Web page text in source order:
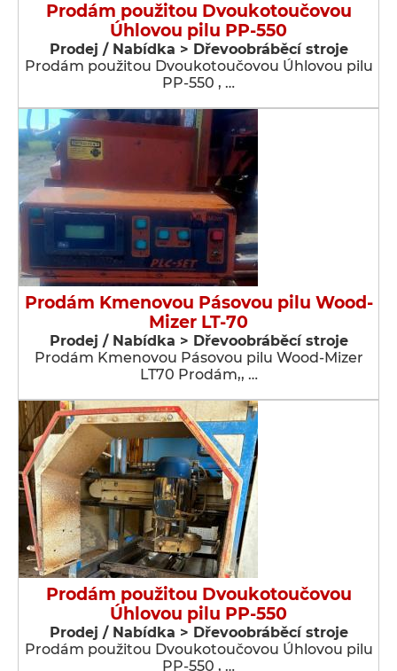
Prodám použitou Dvoukotoučovou
Úhlovou pilu PP-550
Prodej / Nabídka > Dřevoobráběcí stroje
Prodám použitou Dvoukotoučovou Úhlovou pilu
PP-550 , …
Prodám Kmenovou Pásovou pilu Wood-
Mizer LT-70
Prodej / Nabídka > Dřevoobráběcí stroje
Prodám Kmenovou Pásovou pilu Wood-Mizer
LT70 Prodám,, …
Prodám použitou Dvoukotoučovou
Úhlovou pilu PP-550
Prodej / Nabídka > Dřevoobráběcí stroje
Prodám použitou Dvoukotoučovou Úhlovou pilu
PP-550 , …